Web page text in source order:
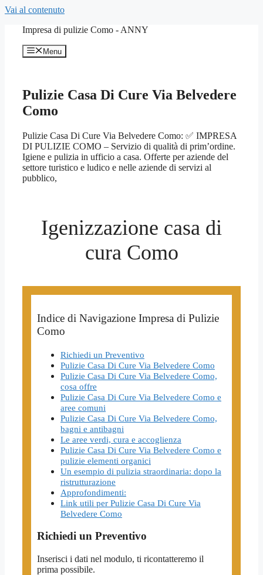
Vai al contenuto
Impresa di pulizie Como - ANNY
Menu
Pulizie Casa Di Cure Via Belvedere
Como
Pulizie Casa Di Cure Via Belvedere Como: ✅ IMPRESA
DI PULIZIE COMO – Servizio di qualità di prim’ordine.
Igiene e pulizia in ufficio a casa. Offerte per aziende del
settore turistico e ludico e nelle aziende di servizi al
pubblico,
Igenizzazione casa di
cura Como
Indice di Navigazione Impresa di Pulizie
Como
Richiedi un Preventivo
Pulizie Casa Di Cure Via Belvedere Como
Pulizie Casa Di Cure Via Belvedere Como,
cosa offre
Pulizie Casa Di Cure Via Belvedere Como e
aree comuni
Pulizie Casa Di Cure Via Belvedere Como,
bagni e antibagni
Le aree verdi, cura e accoglienza
Pulizie Casa Di Cure Via Belvedere Como e
pulizie elementi organici
Un esempio di pulizia straordinaria: dopo la
ristrutturazione
Approfondimenti:
Link utili per Pulizie Casa Di Cure Via
Belvedere Como
Richiedi un Preventivo
Inserisci i dati nel modulo, ti ricontatteremo il
prima possibile.